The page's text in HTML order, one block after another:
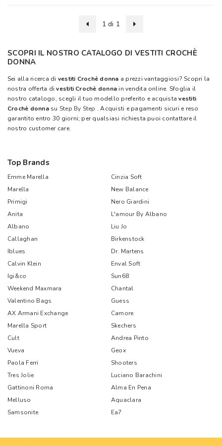
1 di 1
SCOPRI IL NOSTRO CATALOGO DI VESTITI CROCHÈ
DONNA
Sei alla ricerca di vestiti Crochè donna a prezzi vantaggiosi? Scopri la
nostra offerta divestiti Crochè donna in vendita online. Sfoglia il
nostro catalogo, scegli il tuo modello preferito e acquistavestiti
Crochè donna su Step By Step . Acquisti e pagamenti sicuri e reso
garantito entro 30 giorni; per qualsiasi richiesta puoi contattare il
nostro customer care.
Top Brands
Emme Marella
Cinzia Soft
Marella
New Balance
Primigi
Nero Giardini
Anita
L'amour By Albano
Albano
Liu Jo
Callaghan
Birkenstock
Iblues
Dr. Martens
Calvin Klein
Enval Soft
Igi&co
Sun68
Weekend Maxmara
Chantal
Valentino Bags
Guess
AX Armani Exchange
Camore
Marella Sport
Skechers
Cult
Andrea Pinto
Vueva
Geox
Paola Ferri
Shooters
Tres Jolie
Luciano Barachini
Gattinoni Roma
Alma En Pena
Melluso
Aquaclara
Samsonite
Ea7